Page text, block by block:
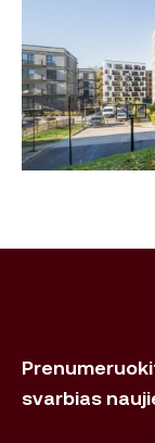
svarbias